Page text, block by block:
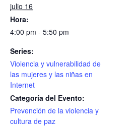
julio 16
Hora:
4:00 pm - 5:50 pm
Series:
Violencia y vulnerabilidad de
las mujeres y las niñas en
Internet
Categoría del Evento:
Prevención de la violencia y
cultura de paz